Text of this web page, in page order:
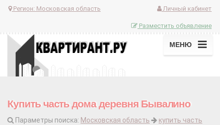
Регион: Московская область Личный кабинет
Разместить объявление
МЕНЮ
Купить часть дома деревня Бывалино
Параметры поиска: Московская область
купить часть